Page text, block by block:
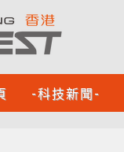
-科技新聞-